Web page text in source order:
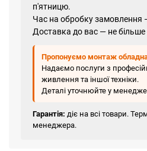
п'ятницю.
Час на обробку замовлення
Доставка до вас — не більше
Пропонуємо монтаж
Надаємо послуги з
живлення та іншої техніки.
Деталі уточнюйте у
Гарантія: діє на всі товари.
менеджера.